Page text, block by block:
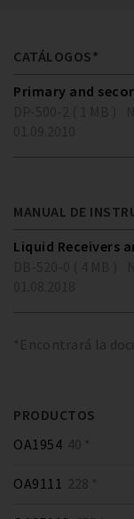
CATÁLOGOS*
Primary and
MANUAL DE
Liquid Receivers
*Encontrará la
PRODUCTOS
OA1954 40 *
OA9111 228 *